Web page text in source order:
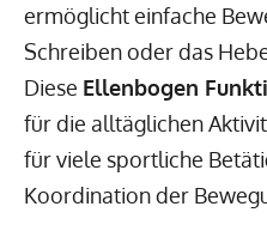
ermöglicht einfache
Schreiben oder das
Diese Ellenbogen
für die alltäglichen
für viele sportliche
Koordination der